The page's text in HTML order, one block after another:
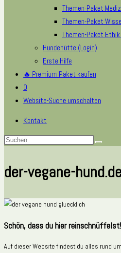
Themen-Paket
Themen-Paket
Themen-Paket
Hundehütte (Login)
Erste Hilfe
🔥 Premium-Paket kaufen
0
Website-Suche umschalten
Kontakt
der-vegane-
Schön, dass du hier reinschnüffelst!
Auf dieser Website findest du alles rund